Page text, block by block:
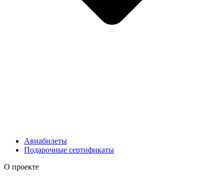
Авиабилеты
Подарочные сертификаты
О проекте